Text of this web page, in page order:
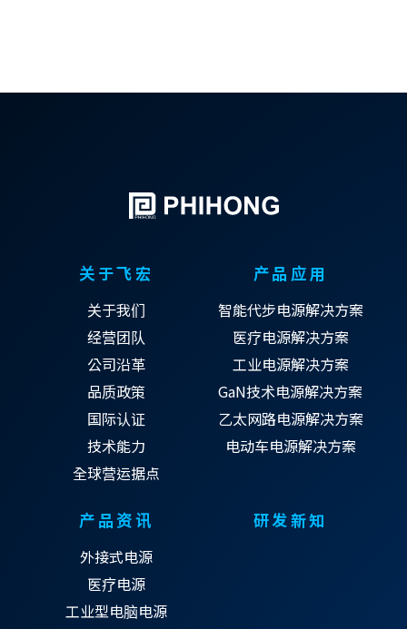
关于飞宏
关于我们
经营团队
公司沿革
品质政策
国际认证
技术能力
全球营运据点
产品应用
智能代步电源解决方案
医疗电源解决方案
工业电源解决方案
GaN技术电源解决方案
乙太网路电源解决方案
电动车电源解决方案
产品资讯
外接式电源
医疗电源
工业型电脑电源
研发新知